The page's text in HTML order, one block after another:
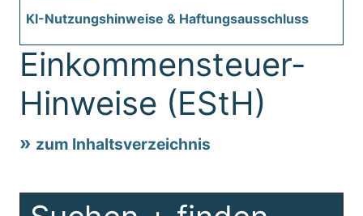
KI-Nutzungshinweise & Haftungsausschluss
Einkommensteuer-
Hinweise (EStH)
zum Inhaltsverzeichnis